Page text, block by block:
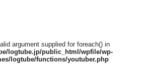
argument supplied for foreach() in
logtube.jp/public_html/wpfile/wp-
logtube/functions/youtuber.php